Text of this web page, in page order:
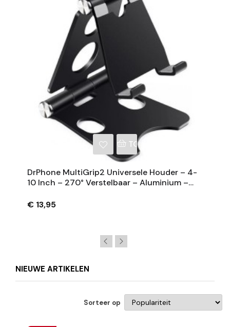
TOEVOEGEN AAN
DrPhone MultiGrip2 Universele Houder – 4-
10 Inch – 270° Verstelbaar – Aluminium –
€ 13,95
NIEUWE ARTIKELEN
Sorteer op